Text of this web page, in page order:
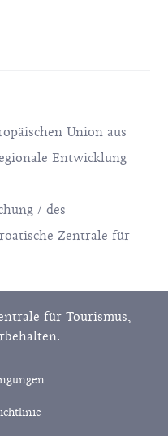
Union aus
Entwicklung
/ des
Zentrale für
für Tourismus,